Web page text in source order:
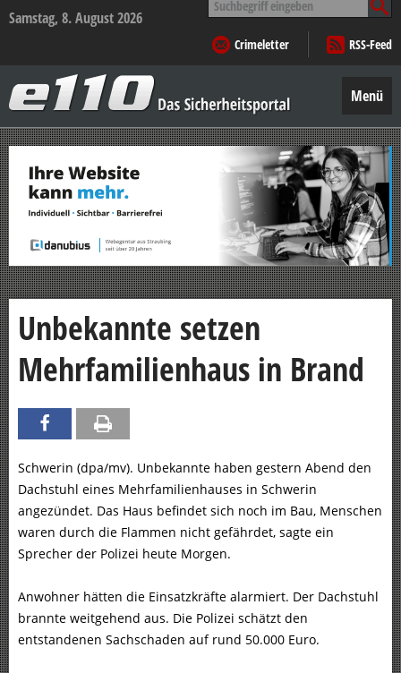
Samstag, 8. August 2026
nach:
Crimeletter
RSS-Feed
–
Das
Sicherheitsportal
Menü
Zum
Inhalt
springen
Unbekannte setzen
Mehrfamilienhaus in Brand
Schwerin (dpa/mv). Unbekannte haben gestern Abend den
Dachstuhl eines Mehrfamilienhauses in Schwerin
angezündet. Das Haus befindet sich noch im Bau, Menschen
waren durch die Flammen nicht gefährdet, sagte ein
Sprecher der Polizei heute Morgen.
Anwohner hätten die Einsatzkräfte alarmiert. Der Dachstuhl
brannte weitgehend aus. Die Polizei schätzt den
entstandenen Sachschaden auf rund 50.000 Euro.